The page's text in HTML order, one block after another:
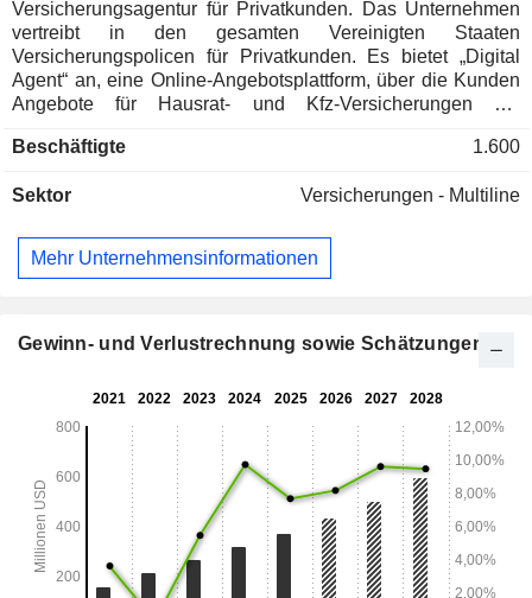
Versicherungsagentur für Privatkunden. Das Unternehmen
vertreibt in den gesamten Vereinigten Staaten
Versicherungspolicen für Privatkunden. Es bietet „Digital
Agent“ an, eine Online-Angebotsplattform, über die Kunden
Angebote für Hausrat- und Kfz-Versicherungen bei
kombiniert Millionen von Datenpunkten, darunter
um Kunden auf ihre Bedürfnisse zugeschnittene, konkrete
dann durch ein kurzes Telefonat mit einem der lokalen,
lizenzierten Vertreter, der über Fachkenntnisse im
Versicherungspolicen für eine Reihe von vorwiegend
Wohngebäude-, Überschwemmungs- und
Zusatzhaftpflicht- oder Umbrella-Versicherungen,
Spezialversicherungen (Motorrad-, Freizeitfahrzeug- und
andere Versicherungen), gewerbliche Versicherungen und
Lebensversicherungen.
Beschäftigte 1.600
Sektor Versicherungen - Multiline
Mehr Unternehmensinformationen
Gewinn- und Verlustrechnung sowie Schätzungen